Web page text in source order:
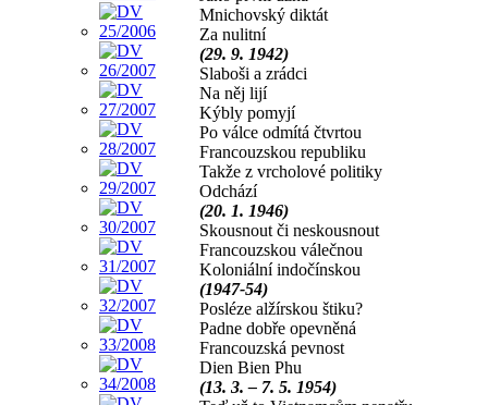
Mnichovský diktát
Za nulitní
(29. 9. 1942)
Slaboši a zrádci
Na něj lijí
Kýbly pomyjí
Po válce odmítá čtvrtou
Francouzskou republiku
Takže z vrcholové politiky
Odchází
(20. 1. 1946)
Skousnout či neskousnout
Francouzskou válečnou
Koloniální indočínskou
(1947-54)
Posléze alžírskou štiku?
Padne dobře opevněná
Francouzská pevnost
Dien Bien Phu
(13. 3. – 7. 5. 1954)